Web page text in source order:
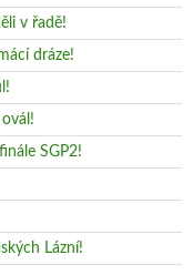
v řadě!
dráze!
SGP2!
Lázní!